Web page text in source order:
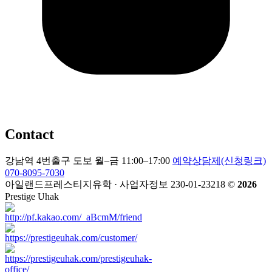
Contact
강남역 4번출구 도보 월–금 11:00–17:00 예약상담제(신청링크)
070-8095-7030
아일랜드프레스티지유학 · 사업자정보 230-01-23218 © 2026
Prestige Uhak